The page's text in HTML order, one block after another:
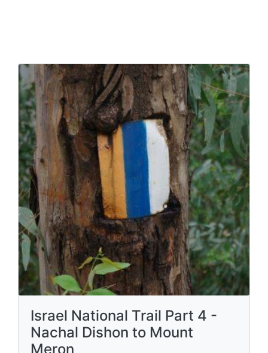
Israel National Trail Part 4 -
Nachal Dishon to Mount
Meron